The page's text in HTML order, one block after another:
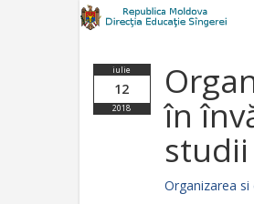
iulie
12
2018
în
studii
Organizarea